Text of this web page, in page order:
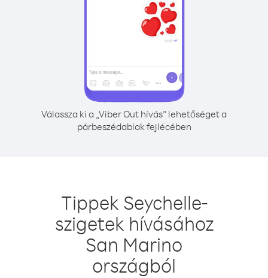
Válassza ki a „Viber Out hívás” lehetőséget a
párbeszédablak fejlécében
Tippek Seychelle-
szigetek hívásához
San Marino
országból